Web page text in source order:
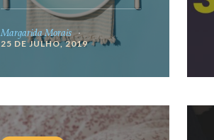
Margarida Morais
25 DE JULHO, 2019